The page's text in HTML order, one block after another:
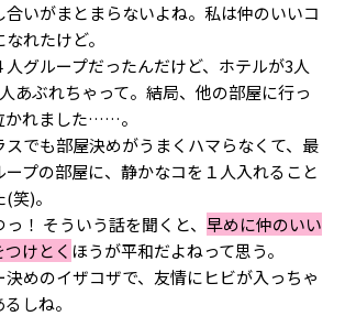
いがまとまらないよね。私は仲のいいコ
れたけど。
グループだったんだけど、ホテルが3人
あぶれちゃって。結局、他の部屋に行っ
かれました……。
でも部屋決めがうまくハマらなくて、最
プの部屋に、静かなコを１人入れること
笑)。
！ そういう話を聞くと、 早めに仲のいい
けとく ほうが平和だよねって思う。
めのイザコザで、友情にヒビが入っちゃ
しね。